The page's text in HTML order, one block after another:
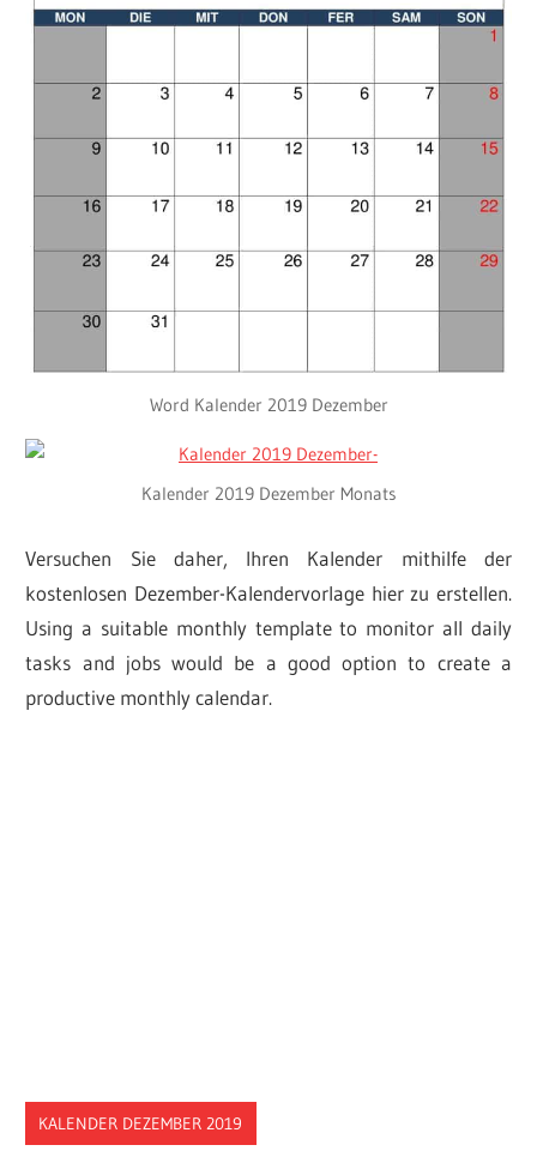
Word Kalender 2019 Dezember
Kalender 2019 Dezember Monats
Versuchen Sie daher, Ihren Kalender mithilfe der
kostenlosen Dezember-Kalendervorlage hier zu erstellen.
Using a suitable monthly template to monitor all daily
tasks and jobs would be a good option to create a
productive monthly calendar.
KALENDER DEZEMBER 2019